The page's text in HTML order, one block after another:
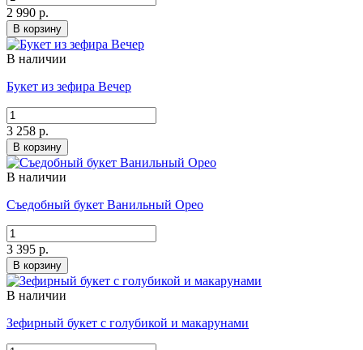
2 990 р.
В корзину
В наличии
Букет из зефира Вечер
3 258 р.
В корзину
В наличии
Съедобный букет Ванильный Орео
3 395 р.
В корзину
В наличии
Зефирный букет с голубикой и макарунами